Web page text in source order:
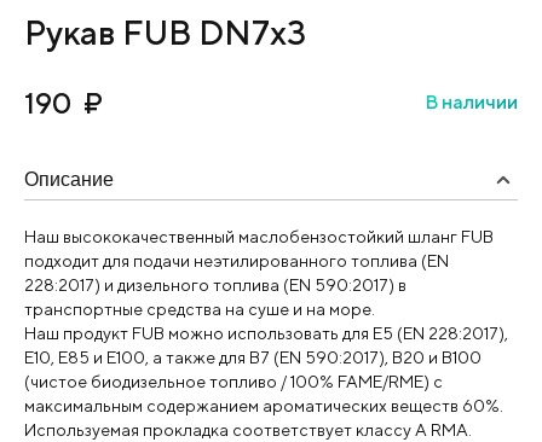
Рукав FUB DN7х3
190 ₽ В наличии
Описание
Наш высококачественный маслобензостойкий шланг FUB
подходит для подачи неэтилированного топлива (EN
228:2017) и дизельного топлива (EN 590:2017) в
транспортные средства на суше и на море.
Наш продукт FUB можно использовать для E5 (EN 228:2017),
E10, E85 и E100, а также для B7 (EN 590:2017), B20 и B100
(чистое биодизельное топливо / 100% FAME/RME) с
максимальным содержанием ароматических веществ 60%.
Используемая прокладка соответствует классу A RMA.